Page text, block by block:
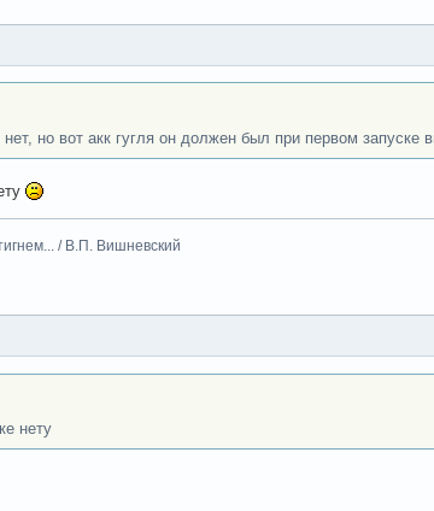
но вот акк гугля он должен был при первом запуске
/ В.П. Вишневский
нету